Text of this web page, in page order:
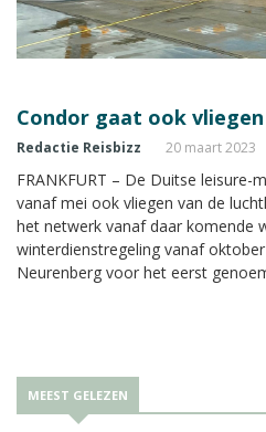
Condor gaat ook
Redactie Reisbizz 20 maart 2023
FRANKFURT – De Duitse leisure-
vanaf mei ook vliegen van de
het netwerk vanaf daar komende
winterdienstregeling vanaf
Neurenberg voor het eerst
MEEST GELEZEN